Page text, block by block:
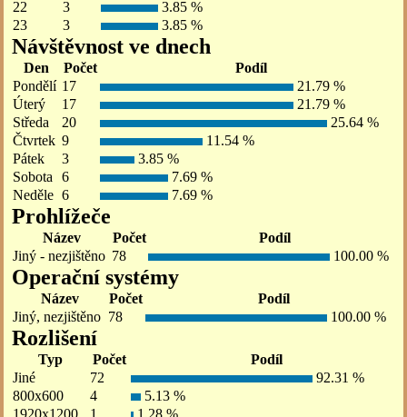
22
3
3.85 %
23
3 3.85 %
Návštěvnost ve dnech
Den Počet
Podíl
Pondělí 17
21.79 %
Úterý
17
21.79 %
Středa
20
25.64 %
Čtvrtek 9
11.54 %
Pátek
3
3.85 %
Sobota
6
7.69 %
Neděle 6 7.69 %
Prohlížeče
Název Počet
Podíl
Jiný - nezjištěno 78 100.00 %
Operační systémy
Název Počet
Podíl
Jiný, nezjištěno 78 100.00 %
Rozlišení
Typ Počet
Podíl
Jiné
72
92.31 %
800x600
4
5.13 %